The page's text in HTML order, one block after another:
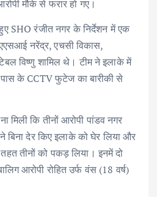
मौके से फरार हो गए।
SHO रंजीत नगर के निर्देशन में एक
नरेंद्र, एचसी विकास,
विष्णु शामिल थे। टीम ने इलाके में
के CCTV फुटेज का बारीकी से
मिली कि तीनों आरोपी पांडव नगर
देर किए इलाके को घेर लिया और
तीनों को पकड़ लिया। इनमें दो
आरोपी रोहित उर्फ वंस (18 वर्ष)